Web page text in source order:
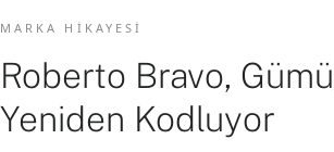
MARKA HIKAYESI
Roberto Bravo,
Yeniden Kodluyor